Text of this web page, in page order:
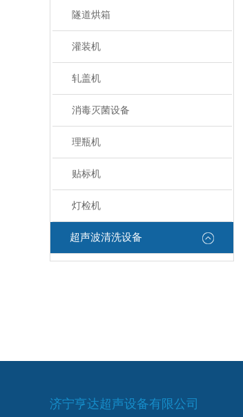
隧道烘箱
灌装机
轧盖机
消毒灭菌设备
理瓶机
贴标机
灯检机
超声波清洗设备
济宁亨达超声设备有限公司